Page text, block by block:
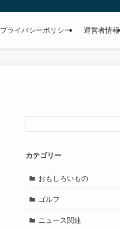
プライバシーポリシー 運営者情報
カテゴリー
おもしろいもの
ゴルフ
ニュース関連